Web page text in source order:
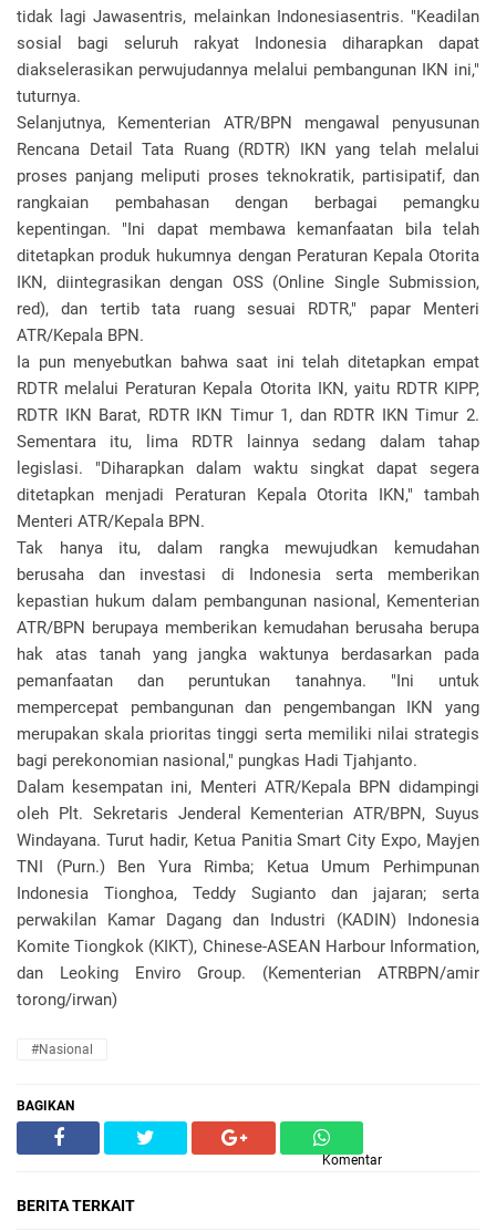
tidak lagi Jawasentris, melainkan Indonesiasentris. "Keadilan
sosial bagi seluruh rakyat Indonesia diharapkan dapat
diakselerasikan perwujudannya melalui pembangunan IKN ini,"
tuturnya.
Selanjutnya, Kementerian ATR/BPN mengawal penyusunan
Rencana Detail Tata Ruang (RDTR) IKN yang telah melalui
proses panjang meliputi proses teknokratik, partisipatif, dan
rangkaian pembahasan dengan berbagai pemangku
kepentingan. "Ini dapat membawa kemanfaatan bila telah
ditetapkan produk hukumnya dengan Peraturan Kepala Otorita
IKN, diintegrasikan dengan OSS (Online Single Submission,
red), dan tertib tata ruang sesuai RDTR," papar Menteri
ATR/Kepala BPN.
Ia pun menyebutkan bahwa saat ini telah ditetapkan empat
RDTR melalui Peraturan Kepala Otorita IKN, yaitu RDTR KIPP,
RDTR IKN Barat, RDTR IKN Timur 1, dan RDTR IKN Timur 2.
Sementara itu, lima RDTR lainnya sedang dalam tahap
legislasi. "Diharapkan dalam waktu singkat dapat segera
ditetapkan menjadi Peraturan Kepala Otorita IKN," tambah
Menteri ATR/Kepala BPN.
Tak hanya itu, dalam rangka mewujudkan kemudahan
berusaha dan investasi di Indonesia serta memberikan
kepastian hukum dalam pembangunan nasional, Kementerian
ATR/BPN berupaya memberikan kemudahan berusaha berupa
hak atas tanah yang jangka waktunya berdasarkan pada
pemanfaatan dan peruntukan tanahnya. "Ini untuk
mempercepat pembangunan dan pengembangan IKN yang
merupakan skala prioritas tinggi serta memiliki nilai strategis
bagi perekonomian nasional," pungkas Hadi Tjahjanto.
Dalam kesempatan ini, Menteri ATR/Kepala BPN didampingi
oleh Plt. Sekretaris Jenderal Kementerian ATR/BPN, Suyus
Windayana. Turut hadir, Ketua Panitia Smart City Expo, Mayjen
TNI (Purn.) Ben Yura Rimba; Ketua Umum Perhimpunan
Indonesia Tionghoa, Teddy Sugianto dan jajaran; serta
perwakilan Kamar Dagang dan Industri (KADIN) Indonesia
Komite Tiongkok (KIKT), Chinese-ASEAN Harbour Information,
dan Leoking Enviro Group. (Kementerian ATRBPN/amir
torong/irwan)
#Nasional
BAGIKAN
Komentar
BERITA TERKAIT